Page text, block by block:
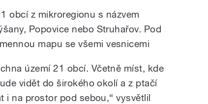
obcí z mikroregionu s názvem
Popovice nebo Struhařov. Pod
mapu se všemi vesnicemi
území 21 obcí. Včetně míst, kde
vidět do širokého okolí a z ptačí
i na prostor pod sebou,“ vysvětlil